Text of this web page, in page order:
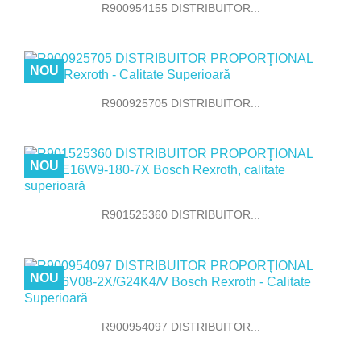
R900954155 DISTRIBUITOR...
R900925705 DISTRIBUITOR...
NOU
R901525360 DISTRIBUITOR...
NOU
R900954097 DISTRIBUITOR...
NOU